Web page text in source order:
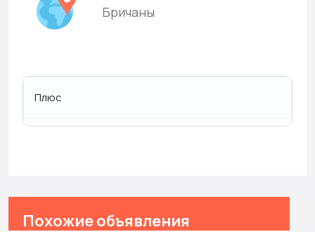
Бричаны
Плюс
Похожие объявления